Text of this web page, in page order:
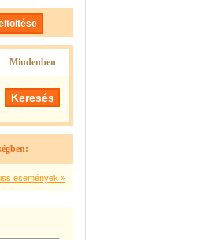
Mindenben
események »